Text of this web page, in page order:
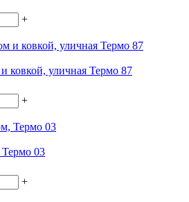
+
ковкой, уличная Термо 87
+
Термо 03
+